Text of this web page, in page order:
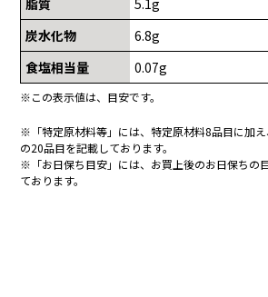
炭水化物
6.8g
食塩相当量
0.07g
※この表示値は、目安です。
※「特定原材料等」には、特定原材料8品目に加
の20品目を記載しております。
※「お日保ち目安」には、お買上後のお日保ちの
ております。